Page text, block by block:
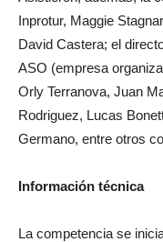
Inprotur, Maggie
David Castera; el
ASO (empresa
Orly Terranova, Juan
Rodriguez, Lucas
Germano, entre otros
Información técnica
La competencia se